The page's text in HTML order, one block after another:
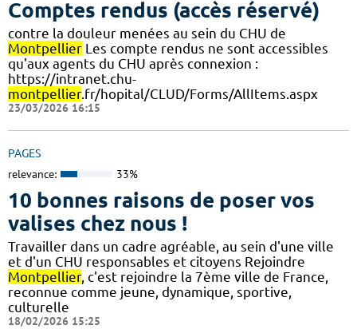
Comptes rendus (accès réservé)
contre la douleur menées au sein du CHU de
Montpellier Les compte rendus ne sont accessibles
qu'aux agents du CHU après connexion :
https://intranet.chu-
montpellier.fr/hopital/CLUD/Forms/AllItems.aspx
23/03/2026 16:15
PAGES
relevance: 33%
10 bonnes raisons de poser vos
valises chez nous !
Travailler dans un cadre agréable, au sein d'une ville
et d'un CHU responsables et citoyens Rejoindre
Montpellier, c'est rejoindre la 7ème ville de France,
reconnue comme jeune, dynamique, sportive,
culturelle
18/02/2026 15:25